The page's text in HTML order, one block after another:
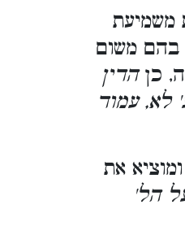
משמיעת
בהם משום
כןהדין
לא, עמוד
את
הל'